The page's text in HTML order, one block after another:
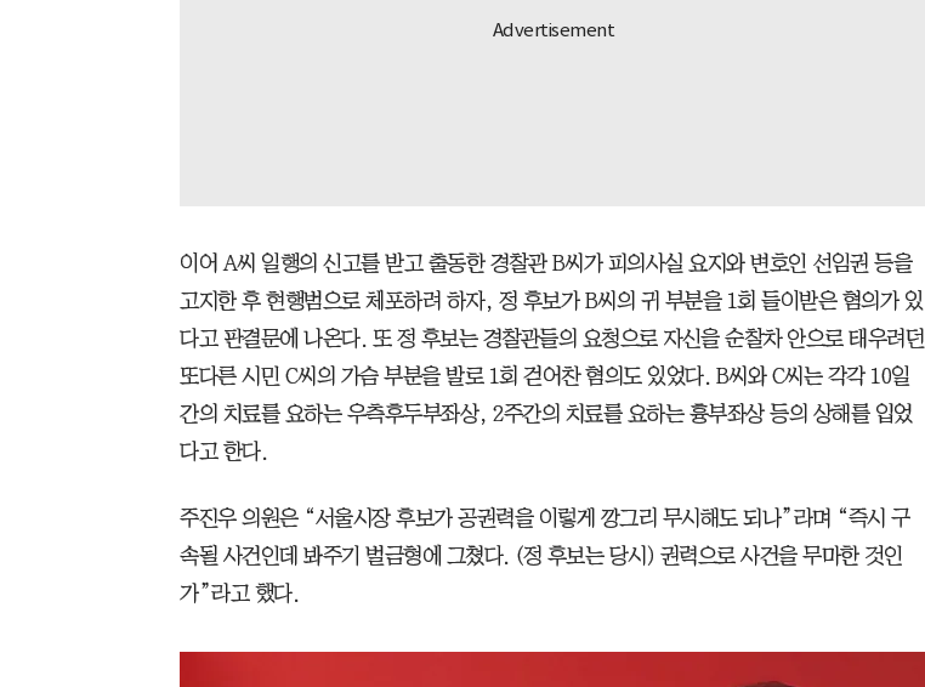
이어 A씨 일행의 신고를 받고 출동한 경찰관 B씨가 피의사실 요지와 변호인 선임권 등을
고지한 후 현행범으로 체포하려 하자, 정 후보가 B씨의 귀 부분을 1회 들이받은 혐의가 있
다고 판결문에 나온다. 또 정 후보는 경찰관들의 요청으로 자신을 순찰차 안으로 태우려던
또다른 시민 C씨의 가슴 부분을 발로 1회 걷어찬 혐의도 있었다. B씨와 C씨는 각각 10일
간의 치료를 요하는 우측후두부좌상, 2주간의 치료를 요하는 흉부좌상 등의 상해를 입었
다고 한다.
주진우 의원은 “서울시장 후보가 공권력을 이렇게 깡그리 무시해도 되나”라며 “즉시 구
속될 사건인데 봐주기 벌금형에 그쳤다. (정 후보는 당시) 권력으로 사건을 무마한 것인
가”라고 했다.